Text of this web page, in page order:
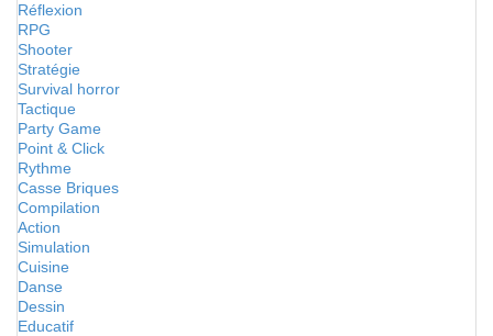
Réflexion
RPG
Shooter
Stratégie
Survival horror
Tactique
Party Game
Point & Click
Rythme
Casse Briques
Compilation
Action
Simulation
Cuisine
Danse
Dessin
Educatif